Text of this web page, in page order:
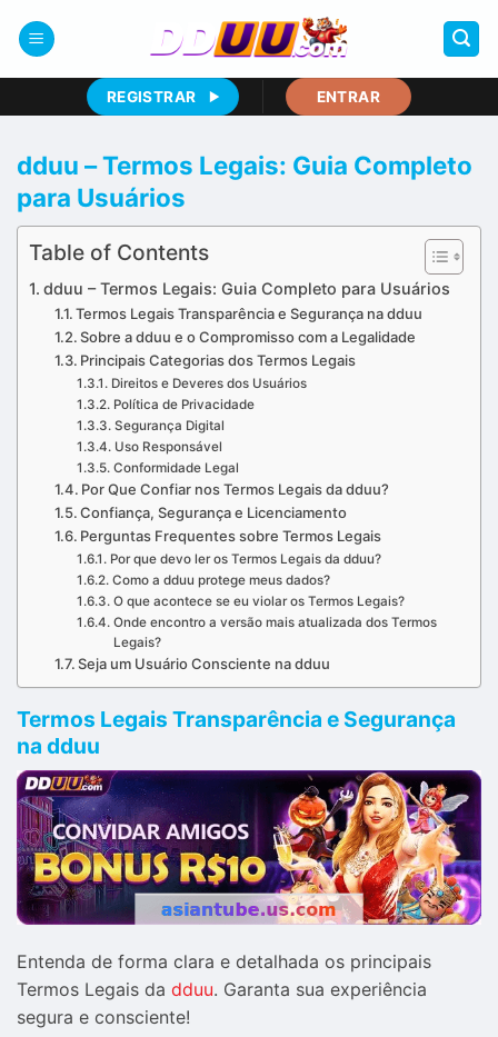
REGISTRAR ENTRAR
dduu – Termos Legais: Guia Completo
para Usuários
Table of Contents
dduu – Termos Legais: Guia Completo para Usuários
Termos Legais Transparência e Segurança na dduu
Sobre a dduu e o Compromisso com a Legalidade
Principais Categorias dos Termos Legais
Direitos e Deveres dos Usuários
Política de Privacidade
Segurança Digital
Uso Responsável
Conformidade Legal
Por Que Confiar nos Termos Legais da dduu?
Confiança, Segurança e Licenciamento
Perguntas Frequentes sobre Termos Legais
Por que devo ler os Termos Legais da dduu?
Como a dduu protege meus dados?
O que acontece se eu violar os Termos Legais?
Onde encontro a versão mais atualizada dos Termos
Legais?
Seja um Usuário Consciente na dduu
Termos Legais Transparência e Segurança
na dduu
Entenda de forma clara e detalhada os principais
Termos Legais da dduu. Garanta sua experiência
segura e consciente!